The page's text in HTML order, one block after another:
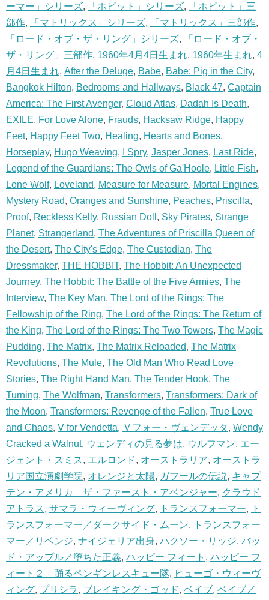
ーマー」シリーズ, 「ホビット」シリーズ,
「ホビット」三
部作, 「マトリックス」シリーズ, 「マトリックス」三部作,
「ロード・オブ・ザ・リング」シリーズ,
「ロード・オブ・
ザ・リング」三部作, 1960年4月4日生まれ, 1960年生まれ, 4
月4日生まれ, After the Deluge, Babe, Babe: Pig in the City,
Bangkok Hilton, Bedrooms and Hallways, Black 47, Captain
America: The First Avenger, Cloud Atlas, Dadah Is Death,
EXILE, For Love Alone, Frauds, Hacksaw Ridge, Happy
Feet, Happy Feet Two, Healing, Hearts and Bones,
Horseplay, Hugo Weaving, I Spry, Jasper Jones, Last Ride,
Legend of the Guardians: The Owls of Ga'Hoole, Little Fish,
Lone Wolf, Loveland, Measure for Measure, Mortal Engines,
Mystery Road, Oranges and Sunshine, Peaches, Priscilla,
Proof, Reckless Kelly, Russian Doll , Sky Pirates, Strange
Planet, Strangerland, The Adventures of Priscilla Queen of
the Desert, The City's Edge, The Custodian, The
Dressmaker, THE HOBBIT, The Hobbit: An Unexpected
Journey, The Hobbit: The Battle of the Five Armies, The
Interview, The Key Man, The Lord of the Rings: The
Fellowship of the Ring, The Lord of the Rings: The Return of
the King, The Lord of the Rings: The Two Towers, The Magic
Pudding, The Matrix, The Matrix Reloaded, The Matrix
Revolutions, The Mule, The Old Man Who Read Love
Stories, The Right Hand Man, The Tender Hook, The
Turning, The Wolfman, Transformers, Transformers: Dark of
the Moon, Transformers: Revenge of the Fallen, True Love
and Chaos, V for Vendetta, Ｖフォー・ヴェンデッタ, Wendy
Cracked a Walnut, ウェンディの見る夢は, ウルフマン, エー
ジェント・スミス, エルロンド, オーストラリア, オーストラ
リア国立演劇学院, オレンジと太陽, ガフールの伝説, キャプ
テン・アメリカ ザ・ファースト・アベンジャー, クラウド
アトラス, サマラ・ウィーヴィング, トランスフォーマー,
ト
ランスフォーマー／ダークサイド・ムーン,
トランスフォー
マー／リベンジ, ナイジェリア出身, ハクソー・リッジ, バッ
ド・アップル／堕ちた正義, ハッピー フィート , ハッピー フ
ィート２ 踊るペンギンレスキュー隊, ヒューゴ・ウィーヴ
ィング, プリシラ, ブレイキング・ゴッド, ベイブ, ベイブ／